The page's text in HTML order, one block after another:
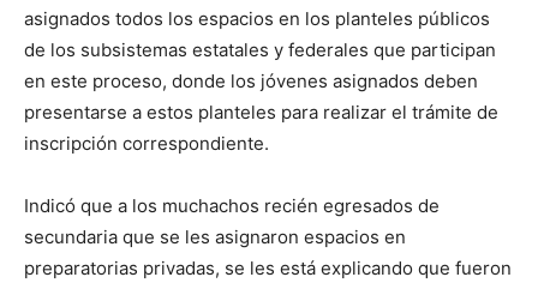
asignados todos los espacios en los planteles públicos
de los subsistemas estatales y federales que participan
en este proceso, donde los jóvenes asignados deben
presentarse a estos planteles para realizar el trámite de
inscripción correspondiente.
Indicó que a los muchachos recién egresados de
secundaria que se les asignaron espacios en
preparatorias privadas, se les está explicando que fueron